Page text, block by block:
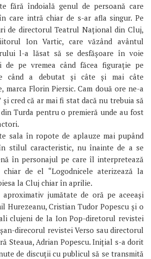
fără îndoială genul de persoană care
care intră chiar de s-ar afla singur. Pe
de directorul Teatrul Național din Cluj,
Ion Vartic, care văzând avântul
l-a lăsat să se desfășoare în voie
de pe vremea când făcea figurație pe
când a debutat și câte și mai câte
marca Florin Piersic. Cam două ore ne-a
cred că ar mai fi stat dacă nu trebuia să
Turda pentru o premieră unde au fost
sala în ropote de aplauze mai pupând
stilul caracteristic, nu înainte de a se
în personajul pe care îl interpretează
de el “Logodnicele aterizează la
la Cluj chiar în aprilie.
jumătate de oră pe aceeași
Hurezeanu, Cristian Tudor Popescu și o
clujeni de la Ion Pop-diretorul revistei
direcorul revistei Verso sau directorul
Steaua, Adrian Popescu. Inițial s-a dorit
de discuții cu publicul să se transmită